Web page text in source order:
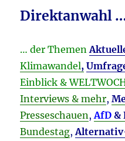
Direktanwahl
… der Themen
Klimawandel,
Einblick &
Interviews & mehr,
Presseschauen, AfD &
Bundestag,